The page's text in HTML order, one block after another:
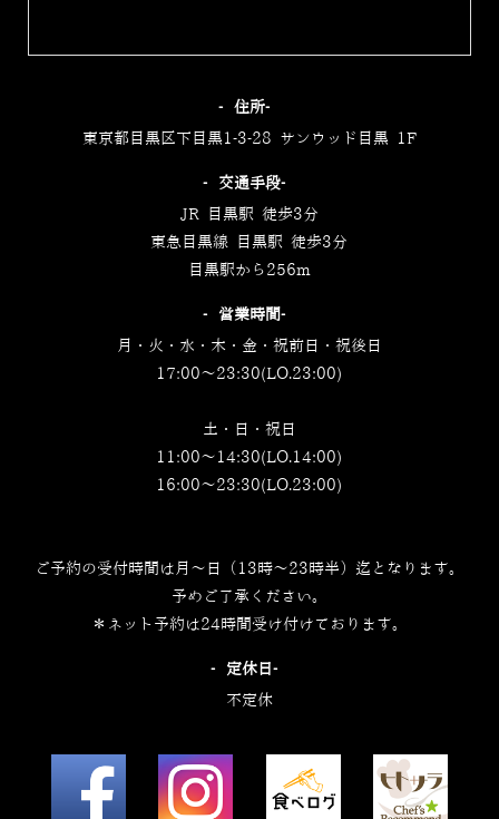
‐住所‐
東京都目黒区下目黒1-3-28 サンウッド目黒 1F
‐交通手段‐
JR 目黒駅 徒歩3分
東急目黒線 目黒駅 徒歩3分
目黒駅から256m
‐営業時間‐
月・火・水・木・金・祝前日・祝後日
17:00～23:30(LO.23:00)
土・日・祝日
11:00～14:30(LO.14:00)
16:00～23:30(LO.23:00)
ご予約の受付時間は月～日（13時～23時半）迄となります。
予めご了承ください。
＊ネット予約は24時間受け付けております。
‐定休日‐
不定休